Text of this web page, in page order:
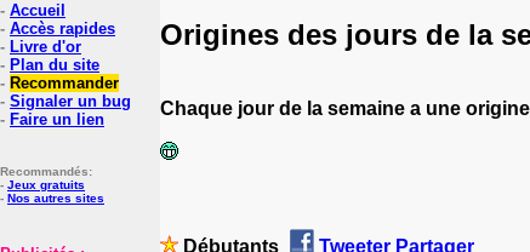
- Accueil
- Accès rapides
- Livre d'or
- Plan du site
- Recommander
- Signaler un bug
- Faire un lien
Recommandés:
- Jeux gratuits
- Nos autres sites
Origines des jours de la
Chaque jour de la semaine a une
Débutants Tweeter Partager